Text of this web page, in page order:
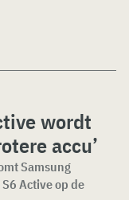
wordt
accu’
Samsung
Active op de